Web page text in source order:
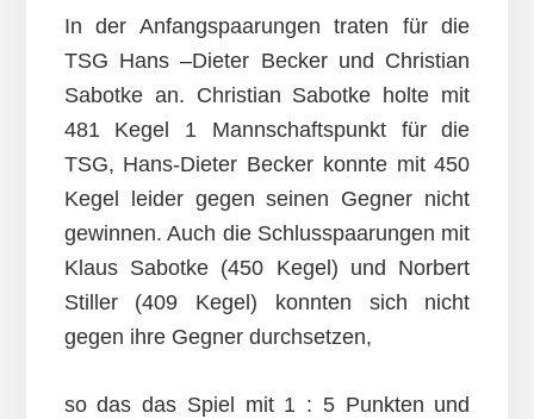
In der Anfangspaarungen traten für die
TSG Hans –Dieter Becker und Christian
Sabotke an. Christian Sabotke holte mit
481 Kegel 1 Mannschaftspunkt für die
TSG, Hans-Dieter Becker konnte mit 450
Kegel leider gegen seinen Gegner nicht
gewinnen. Auch die Schlusspaarungen mit
Klaus Sabotke (450 Kegel) und Norbert
Stiller (409 Kegel) konnten sich nicht
gegen ihre Gegner durchsetzen,
so das das Spiel mit 1 : 5 Punkten und